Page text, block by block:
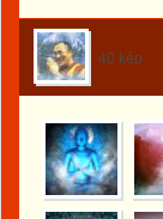
40 kép